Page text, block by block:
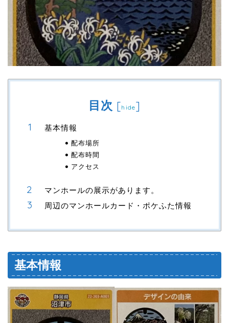
目次 [hide]
基本情報
配布場所
配布時間
アクセス
マンホールの展示があります。
周辺のマンホールカード・ポケふた情報
基本情報